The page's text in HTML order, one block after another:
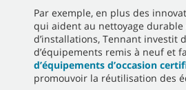
Par exemple, en plus des
qui aident au nettoyage durable
d’installations, Tennant investit
d’équipements remis à neuf et
d’équipements d’occasion
promouvoir la réutilisation des